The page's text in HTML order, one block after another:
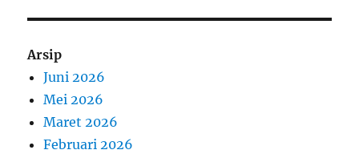
Arsip
Juni 2026
Mei 2026
Maret 2026
Februari 2026